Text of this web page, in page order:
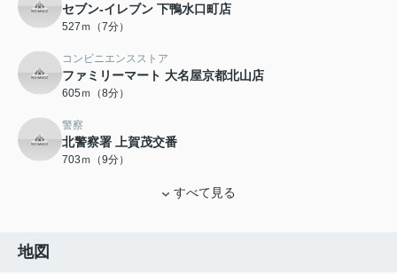
セブン-イレブン 下鴨水口町店
527ｍ（7分）
コンビニエンスストア
ファミリーマート 大名屋京都北山店
605ｍ（8分）
警察
北警察署 上賀茂交番
703ｍ（9分）
すべて見る
地図